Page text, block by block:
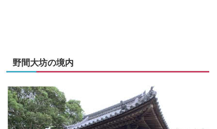
野間大坊の境内